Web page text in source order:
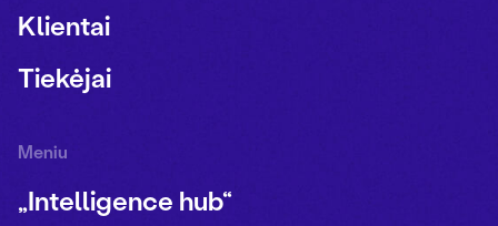
Klientai
Tiekėjai
Meniu
„Intelligence hub“